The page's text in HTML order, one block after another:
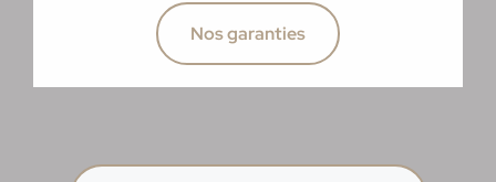
Nos garanties